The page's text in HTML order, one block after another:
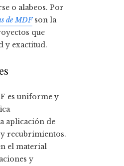
o alabeos. Por
de MDFson la
que
y exactitud.
es uniforme y
aplicación de
recubrimientos.
el material
y